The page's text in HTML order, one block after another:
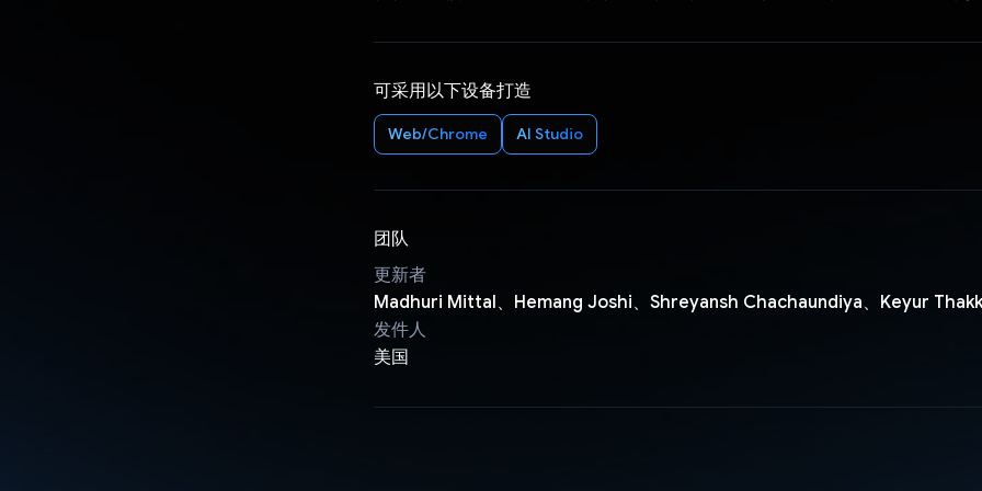
可采用以下设备打造
Web/Chrome AI Studio
团队
更新者
Madhuri Mittal、Hemang Joshi、Shreyansh Chachaundiya、Keyur
发件人
美国